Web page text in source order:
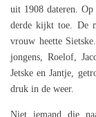
uit 1908 dateren.
derde kijkt toe. De
vrouw heette
jongens, Roelof,
Jetske en Jantje,
druk in de weer.
Niet iemand die